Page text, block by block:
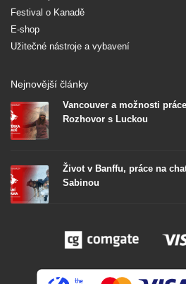
Festival o Kanadě
E-shop
Užitečné nástroje a vybavení
Nejnovější články
Vancouver a možnosti
Rozhovor s Luckou
Život v Banffu, práce na
Sabinou